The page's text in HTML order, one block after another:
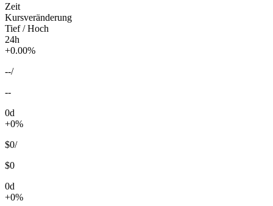
Zeit
Kursveränderung
Tief / Hoch
24h
+0.00%
--/
--
0d
+0%
$0/
$0
0d
+0%